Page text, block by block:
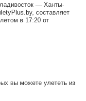
— Ханты-
составляет
в 17:20 от
вы можете улететь из